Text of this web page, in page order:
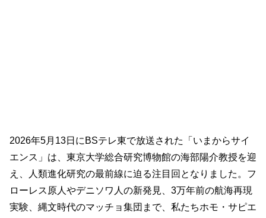
2026年5月13日にBSテレ東で放送された「いまからサイ
エンス」は、東京大学総合研究博物館の海部陽介教授を迎
え、人類進化研究の最前線に迫る注目回となりました。フ
ローレス原人やデニソワ人の新発見、3万年前の航海再現
実験、縄文時代のマッチョ集団まで、私たちホモ・サピエ